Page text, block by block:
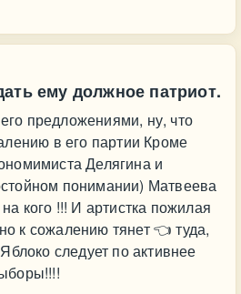
ему должное патриот.
предложениями, ну, что
в его партии Кроме
Делягина и
понимании) Матвеева
кого !!! И артистка пожилая
к сожалению тянет 👈 туда,
следует по активнее